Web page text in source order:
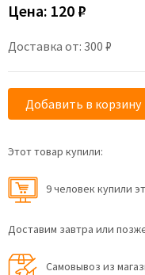
Цена: 120 ₽
Доставка от: 300 ₽
Добавить в корзину
Этот товар купили:
9 человек купили
Доставим завтра или
Самовывоз из